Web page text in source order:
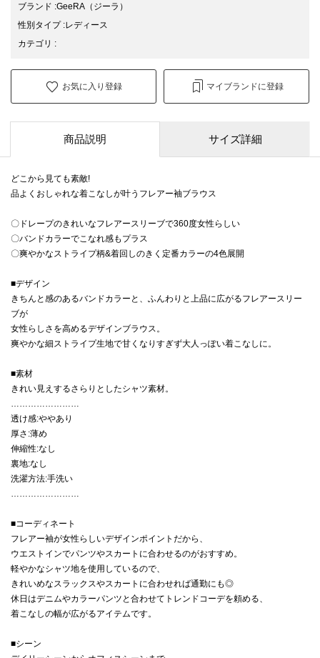
ブランド :GeeRA （ジーラ）
性別タイプ:レディース
カテゴリ :
お気に入り登録 マイブランドに登録
商品説明 サイズ詳細
どこから見ても素敵!
品よくおしゃれな着こなしが叶うフレアー袖ブラウス
〇ドレープのきれいなフレアースリーブで360度女性らしい
〇バンドカラーでこなれ感もプラス
〇爽やかなストライプ柄&着回しのきく定番カラーの4色展開
■デザイン
きちんと感のあるバンドカラーと、ふんわりと上品に広がるフレアースリー
ブが
女性らしさを高めるデザインブラウス。
爽やかな細ストライプ生地で甘くなりすぎず大人っぽい着こなしに。
■素材
きれい見えするさらりとしたシャツ素材。
透け感:ややあり
厚さ:薄め
伸縮性:なし
裏地:なし
洗濯方法:手洗い
■コーディネート
フレアー袖が女性らしいデザインポイントだから、
ウエストインでパンツやスカートに合わせるのがおすすめ。
軽やかなシャツ地を使用しているので、
きれいめなスラックスやスカートに合わせれば通勤にも◎
休日はデニムやカラーパンツと合わせてトレンドコーデを頼める、
着こなしの幅が広がるアイテムです。
■シーン